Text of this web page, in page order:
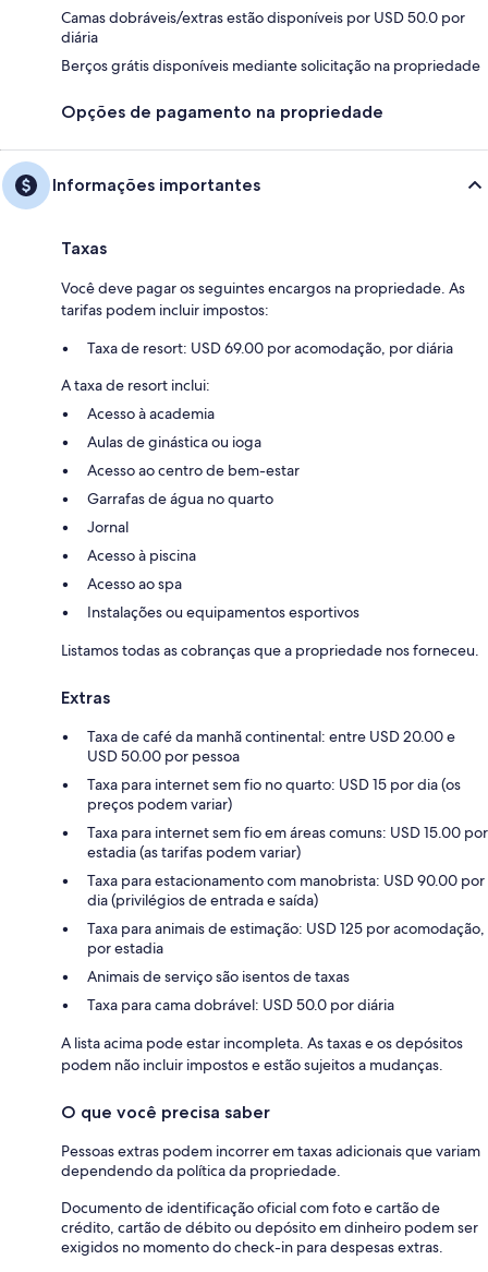
Camas dobráveis/extras estão disponíveis por USD 50.0 por
diária
Berços grátis disponíveis mediante solicitação na propriedade
Opções de pagamento na propriedade
Informações importantes
Taxas
Você deve pagar os seguintes encargos na propriedade. As
tarifas podem incluir impostos:
Taxa de resort: USD 69.00 por acomodação, por diária
A taxa de resort inclui:
Acesso à academia
Aulas de ginástica ou ioga
Acesso ao centro de bem-estar
Garrafas de água no quarto
Jornal
Acesso à piscina
Acesso ao spa
Instalações ou equipamentos esportivos
Listamos todas as cobranças que a propriedade nos forneceu.
Extras
Taxa de café da manhã continental: entre USD 20.00 e
USD 50.00 por pessoa
Taxa para internet sem fio no quarto: USD 15 por dia (os
preços podem variar)
Taxa para internet sem fio em áreas comuns: USD 15.00 por
estadia (as tarifas podem variar)
Taxa para estacionamento com manobrista: USD 90.00 por
dia (privilégios de entrada e saída)
Taxa para animais de estimação: USD 125 por acomodação,
por estadia
Animais de serviço são isentos de taxas
Taxa para cama dobrável: USD 50.0 por diária
A lista acima pode estar incompleta. As taxas e os depósitos
podem não incluir impostos e estão sujeitos a mudanças.
O que você precisa saber
Pessoas extras podem incorrer em taxas adicionais que variam
dependendo da política da propriedade.
Documento de identificação oficial com foto e cartão de
crédito, cartão de débito ou depósito em dinheiro podem ser
exigidos no momento do check-in para despesas extras.